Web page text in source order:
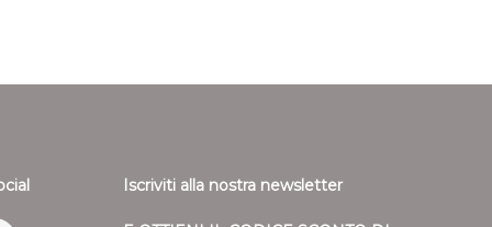
Iscriviti alla nostra newsletter